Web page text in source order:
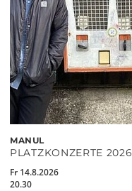
MANUL
PLATZKONZERTE 2026
Fr 14.8.2026
20.30